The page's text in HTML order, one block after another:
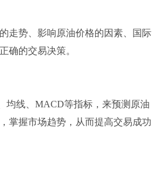
走势、影响原油价格的因素、国际
确的交易决策。
均线、MACD等指标，来预测原油
掌握市场趋势，从而提高交易成功